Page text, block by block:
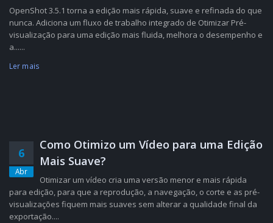
OpenShot 3.5.1 torna a edição mais rápida, suave e refinada do que
nunca. Adiciona um fluxo de trabalho integrado de Otimizar Pré-
visualização para uma edição mais fluida, melhora o desempenho e
a......
Ler mais
6
Abr
Como Otimizo um Vídeo para uma Edição
Mais Suave?
Otimizar um vídeo cria uma versão menor e mais rápida
para edição, para que a reprodução, a navegação, o corte e as pré-
visualizações fiquem mais suaves sem alterar a qualidade final da
exportação....